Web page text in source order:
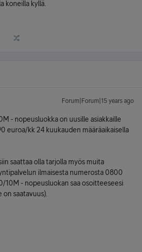
koneilla kyllä.
Forum|Forum|15 years ago
- nopeusluokka on uusille asiakkaille
euroa/kk 24 kuukauden määräaikaisella
saattaa olla tarjolla myös muita
ilmaisesta numerosta 0800
10M - nopeusluokan saa osoitteeseesi
saatavuus).